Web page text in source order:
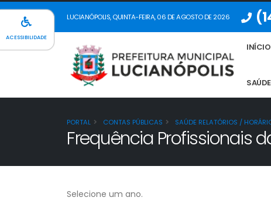
LUCIANÓPOLIS, QUINTA-FEIRA, 06 DE AGOSTO DE 2026
INÍCIO
SAÚDE
PORTAL CONTAS PÚBLICAS SAÚDE RELATÓRIOS /
Frequência Profissionais
Selecione um ano.
ACESSIBILIDADE